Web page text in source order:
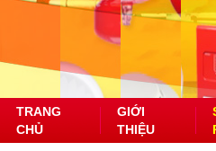
TRANG
CHỦ
GIỚI
THIỆU